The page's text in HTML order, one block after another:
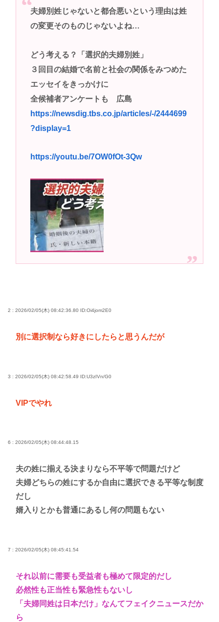
MARCHって高学歴なの？
【画像】このハゲにやられたJKがたくさんいるとい
【画像】イケおじ(56)、中学生にナイフ突きつけて脅
してレ●プwww
高市早苗さん、憧れのバンドを官邸に招き、自身の
サイン入りドラム・スティックをプレゼントw
若くて美人なママと親友の淫らな行為内容を毎回聞
かされる「女神の加護を受けしママのサーガ」3巻 今
ポケカ資産が100万円超えた男の子www
【高市動画】こういうオスガキってどうやったら産
まれるの？
中国のメスガキ、民度が終わりすぎてる
Powered by livedoor 相互RSS
夫婦別姓じゃないと都合悪いという理由は姓
の変更そのものじゃないよね…
どう考える？「選択的夫婦別姓」
３回目の結婚で名前と社会の関係をみつめた
エッセイをきっかけに
全候補者アンケートも 広島
https://newsdig.tbs.co.jp/articles/-/2444699
?display=1
https://youtu.be/7OW0fOt-3Qw
2 : 2026/02/05(木) 08:42:36.80 ID:Oi4jom2E0
別に選択制なら好きにしたらと思うんだが
3 : 2026/02/05(木) 08:42:58.49 ID:U3zIVn/G0
VIPでやれ
6 : 2026/02/05(木) 08:44:48.15
夫の姓に揃える決まりなら不平等で問題だけど
夫婦どちらの姓にするか自由に選択できる平等な制度
だし
婿入りとかも普通にあるし何の問題もない
7 : 2026/02/05(木) 08:45:41.54
それ以前に需要も受益者も極めて限定的だし
必然性も正当性も緊急性もないし
「夫婦同姓は日本だけ」なんてフェイクニュースだか
ら